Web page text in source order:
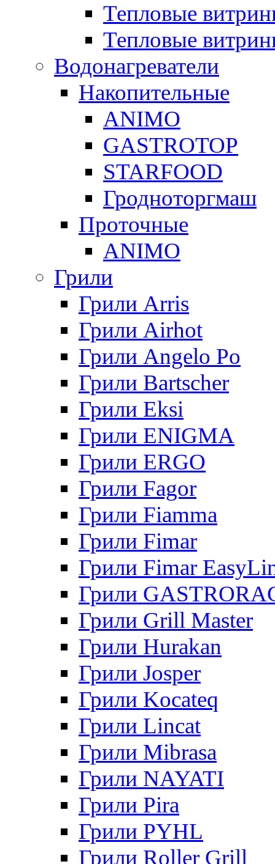
Тепловые
Тепловые
Водонагреватели
Накопительные
ANIMO
GASTROTOP
STARFOOD
Гродноторгмаш
Проточные
ANIMO
Грили
Грили Arris
Грили Airhot
Грили Angelo Po
Грили Bartscher
Грили Eksi
Грили ENIGMA
Грили ERGO
Грили Fagor
Грили Fiamma
Грили Fimar
Грили Fimar
Грили
Грили Grill Master
Грили Hurakan
Грили Josper
Грили Kocateq
Грили Lincat
Грили Mibrasa
Грили NAYATI
Грили Pira
Грили PYHL
Грили Roller Grill